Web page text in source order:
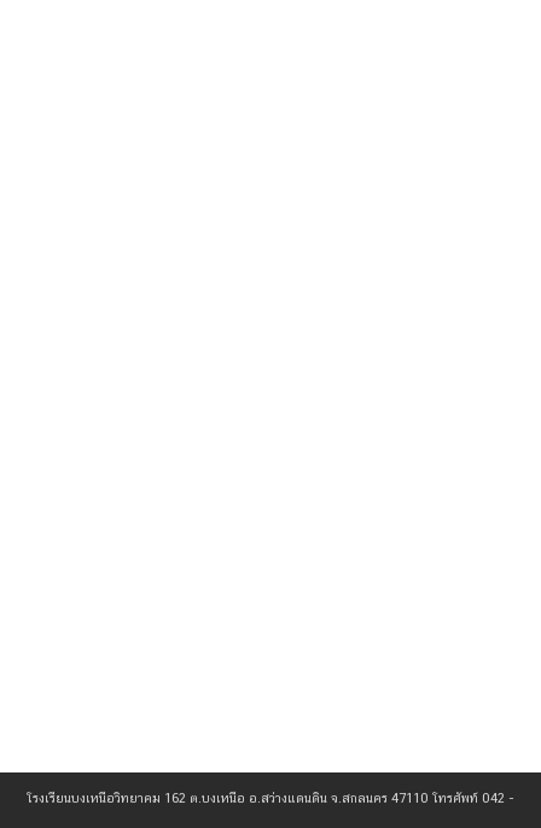
โรงเรียนบงเหนือวิทยาคม 162 ต.บงเหนือ อ.สว่างแดนดิน จ.สกลนคร 47110 โทรศัพท์ 042 -